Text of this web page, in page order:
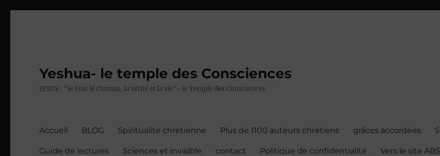
Yeshua- le temple des Consciences
JESUS : "Je Suis le chemin, la vérité et la vie"- le Temple des Consciences
Accueil BLOG Spiritualité chrétienne Plus de 1100 auteurs chrétiens grâces accordées
Guide de lectures Sciences et invisible contact Politique de confidentialité Vers le site